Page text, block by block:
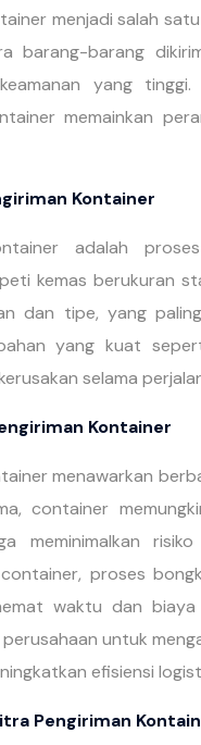
menjadi salah
barang-barang
yang
memainkan
Kontainer
adalah
kemas berukuran
dan tipe, yang
yang kuat
selama
Kontainer
menawarkan
container
meminimalkan
container, proses
waktu dan
untuk
efisiensi
Pengiriman